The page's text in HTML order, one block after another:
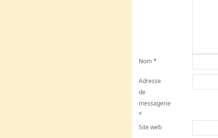
Nom*
Adresse
de
messagerie
*
Site web